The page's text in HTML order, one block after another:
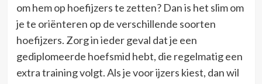
om hem op hoefijzers te zetten? Dan is het slim om
je te oriënteren op de verschillende soorten
hoefijzers. Zorg in ieder geval dat je een
gediplomeerde hoefsmid hebt, die regelmatig een
extra training volgt. Als je voor ijzers kiest, dan wil